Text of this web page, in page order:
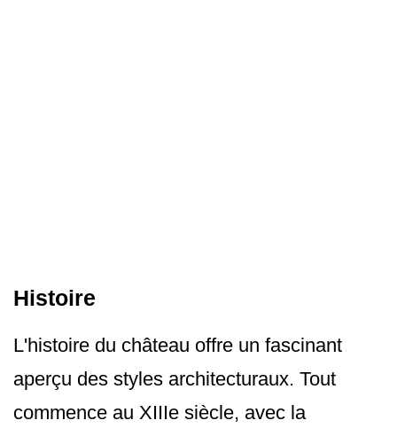
Histoire
L'histoire du château offre un fascinant
aperçu des styles architecturaux. Tout
commence au XIIIe siècle, avec la